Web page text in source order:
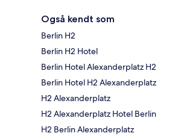
Også kendt som
Berlin H2
Berlin H2 Hotel
Berlin Hotel Alexanderplatz H2
Berlin Hotel H2 Alexanderplatz
H2 Alexanderplatz
H2 Alexanderplatz Hotel Berlin
H2 Berlin Alexanderplatz